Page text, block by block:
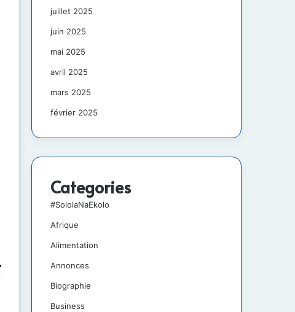
juillet 2025
juin 2025
mai 2025
avril 2025
mars 2025
février 2025
Categories
#SololaNaEkolo
Afrique
Alimentation
Annonces
Biographie
Business